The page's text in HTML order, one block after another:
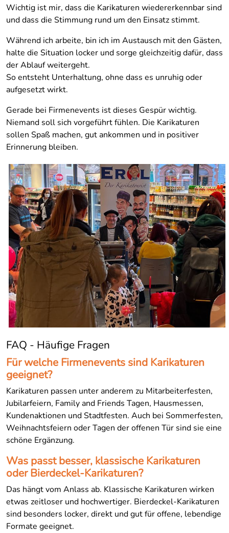
Wichtig ist mir, dass die Karikaturen wiedererkennbar sind
und dass die Stimmung rund um den Einsatz stimmt.
Während ich arbeite, bin ich im Austausch mit den Gästen,
halte die Situation locker und sorge gleichzeitig dafür, dass
der Ablauf weitergeht.
So entsteht Unterhaltung, ohne dass es unruhig oder
aufgesetzt wirkt.
Gerade bei Firmenevents ist dieses Gespür wichtig.
Niemand soll sich vorgeführt fühlen. Die Karikaturen
sollen Spaß machen, gut ankommen und in positiver
Erinnerung bleiben.
FAQ - Häufige Fragen
Für welche Firmenevents sind Karikaturen
geeignet?
Karikaturen passen unter anderem zu Mitarbeiterfesten,
Jubilarfeiern, Family and Friends Tagen, Hausmessen,
Kundenaktionen und Stadtfesten. Auch bei Sommerfesten,
Weihnachtsfeiern oder Tagen der offenen Tür sind sie eine
schöne Ergänzung.
Was passt besser, klassische Karikaturen
oder Bierdeckel-Karikaturen?
Das hängt vom Anlass ab. Klassische Karikaturen wirken
etwas zeitloser und hochwertiger. Bierdeckel-Karikaturen
sind besonders locker, direkt und gut für offene, lebendige
Formate geeignet.